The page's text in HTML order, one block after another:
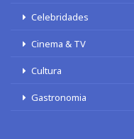
Celebridades
Cinema & TV
Cultura
Gastronomia